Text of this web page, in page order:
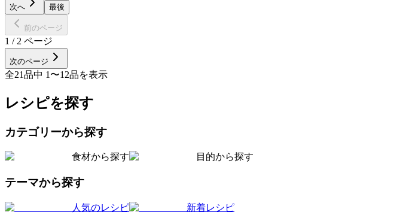
次へ 最後
前のページ
1 / 2 ページ
次のページ
全21品中 1 〜12品を表示
レシピを探す
カテゴリーから探す
食材から探す 目的から探す
テーマから探す
人気のレシピ 新着レシピ